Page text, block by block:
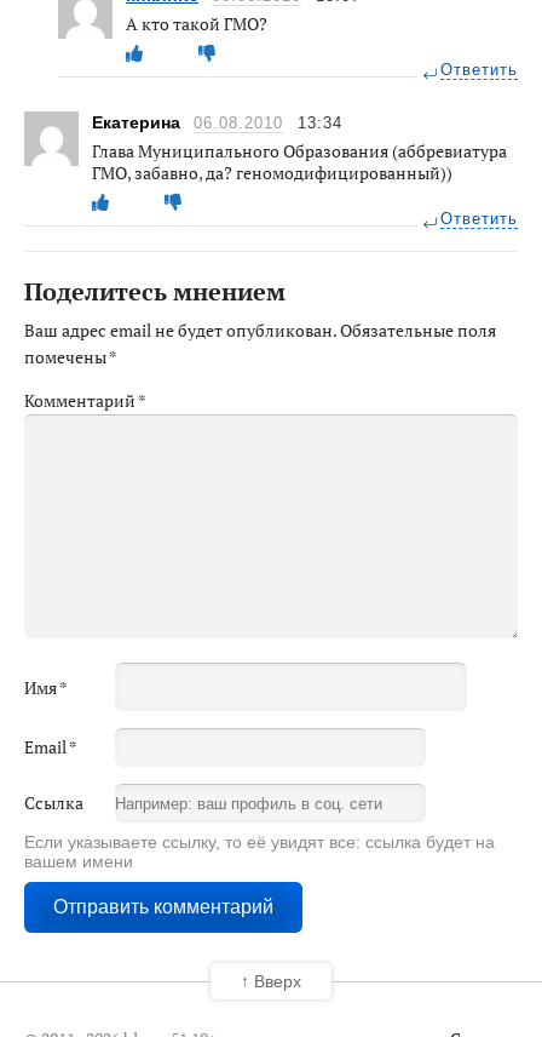
А кто такой ГМО?
Ответить
Екатерина 06.08.2010 13:34
Глава Муниципального Образования (аббревиатура
ГМО, забавно, да? геномодифицированный))
Ответить
Поделитесь мнением
Ваш адрес email не будет опубликован.Обязательные поля
помечены*
Комментарий *
Имя*
Email*
Ссылка
Если указываете ссылку, то её увидят все: ссылка будет на
вашем имени
↑ Вверх